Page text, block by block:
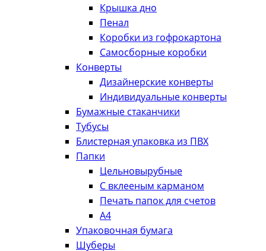
Крышка дно
Пенал
Коробки из гофрокартона
Самосборные коробки
Конверты
Дизайнерские конверты
Индивидуальные конверты
Бумажные стаканчики
Тубусы
Блистерная упаковка из ПВХ
Папки
Цельновырубные
С вклееным карманом
Печать папок для счетов
А4
Упаковочная бумага
Шуберы